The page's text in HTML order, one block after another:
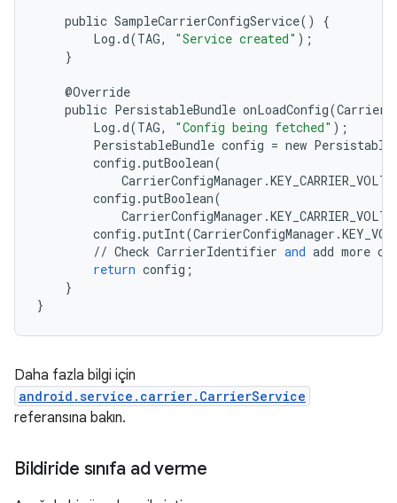
public SampleCarrierConfigService()
{
Log .d(TAG, "Service created" );
}
@Override
public PersistableBundle onLoadConfig(
Log .d(TAG, "Config being fetched" );
PersistableBundle config = new
config .putBoolean(
CarrierConfigManager .
config .putBoolean(
CarrierConfigManager .
config .putInt(CarrierConfigManager .
// Check CarrierIdentifier and add more
return config ;
}
}
Daha fazla bilgi için
android.service.carrier.CarrierService
referansına bakın.
Bildiride sınıfa ad verme